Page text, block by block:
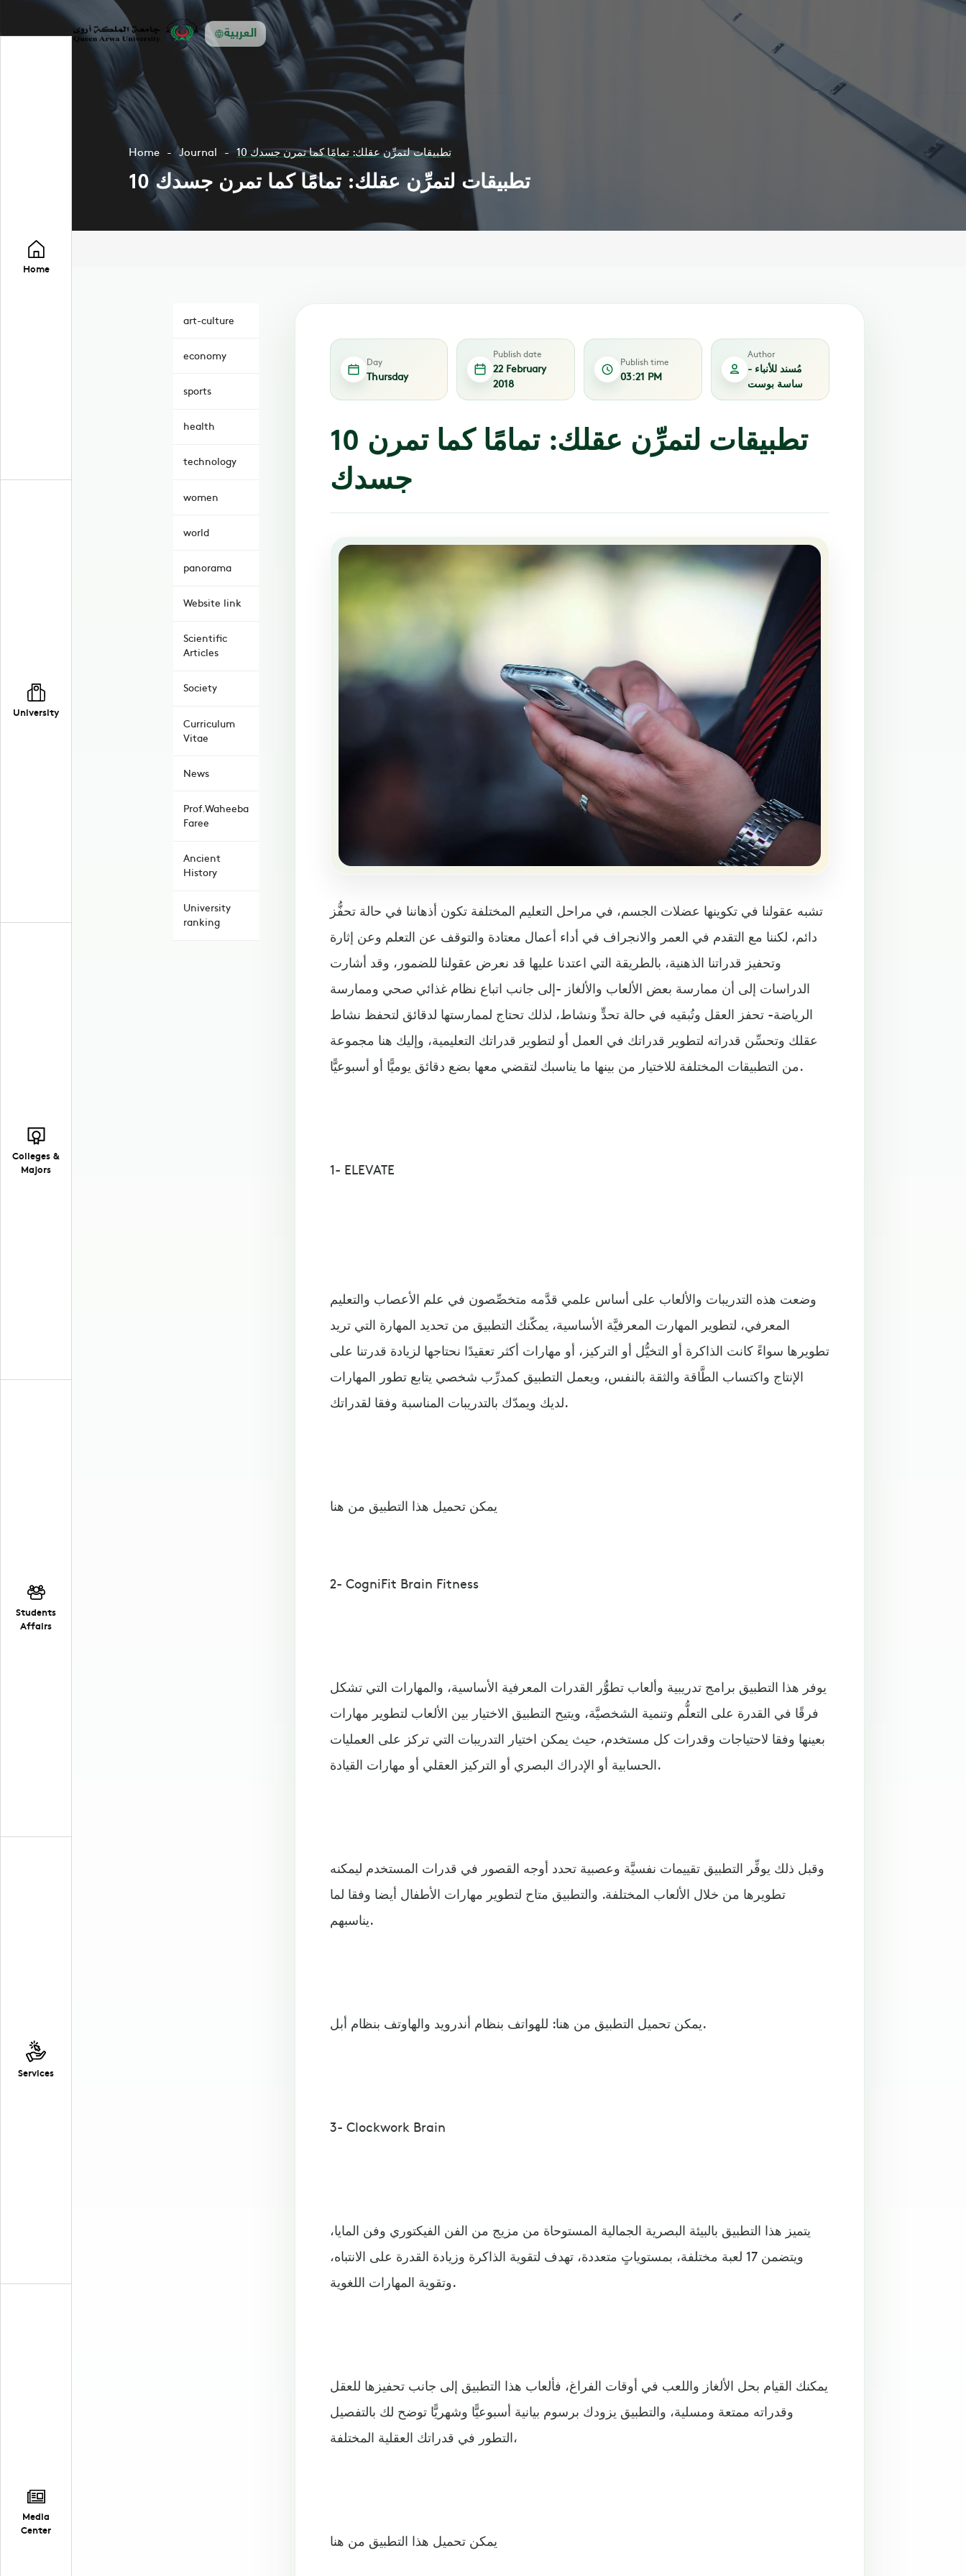
العربية
Home
University
Colleges &
Majors
Students
Affairs
Services
Media
Center
Home Journal 10 تطبيقات لتمرِّن عقلك: تمامًا كما تمرن جسدك
10 تطبيقات لتمرِّن عقلك: تمامًا كما تمرن جسدك
art-culture
economy
sports
health
technology
women
world
panorama
Website link
Scientific
Articles
Society
Curriculum
Vitae
News
Prof.Waheeba
Faree
Ancient
History
University
ranking
Day
Thursday
Publish date
22 February
2018
Publish time
03:21 PM
Author
مُسند للأنباء -
ساسة بوست
10 تطبيقات لتمرِّن عقلك: تمامًا كما تمرن
جسدك
تشبه عقولنا في تكوينها عضلات الجسم، في مراحل التعليم المختلفة تكون أذهاننا في حالة تحفُّز
دائم، لكننا مع التقدم في العمر والانجراف في أداء أعمال معتادة والتوقف عن التعلم وعن إثارة
وتحفيز قدراتنا الذهنية، بالطريقة التي اعتدنا عليها قد نعرض عقولنا للضمور، وقد أشارت
الدراسات إلى أن ممارسة بعض الألعاب والألغاز -إلى جانب اتباع نظام غذائي صحي وممارسة
الرياضة- تحفز العقل وتُبقيه في حالة تحدٍّ ونشاط، لذلك تحتاج لممارستها لدقائق لتحفظ نشاط
عقلك وتحسِّن قدراته لتطوير قدراتك في العمل أو لتطوير قدراتك التعليمية، وإليك هنا مجموعة
من التطبيقات المختلفة للاختيار من بينها ما يناسبك لتقضي معها بضع دقائق يوميًّا أو أسبوعيًّا.
1- ELEVATE
وضعت هذه التدريبات والألعاب على أساس علمي قدَّمه متخصِّصون في علم الأعصاب والتعليم
المعرفي، لتطوير المهارت المعرفيَّة الأساسية، يمكّنك التطبيق من تحديد المهارة التي تريد
تطويرها سواءً كانت الذاكرة أو التخيُّل أو التركيز، أو مهارات أكثر تعقيدًا نحتاجها لزيادة قدرتنا على
الإنتاج واكتساب الطَّاقة والثقة بالنفس، ويعمل التطبيق كمدرِّب شخصي يتابع تطور المهارات
لديك ويمدّك بالتدريبات المناسبة وفقا لقدراتك.
يمكن تحميل هذا التطبيق من هنا
2- CogniFit Brain Fitness
يوفر هذا التطبيق برامج تدريبية وألعاب تطوُّر القدرات المعرفية الأساسية، والمهارات التي تشكل
فرقًا في القدرة على التعلُّم وتنمية الشخصيَّة، ويتيح التطبيق الاختيار بين الألعاب لتطوير مهارات
بعينها وفقا لاحتياجات وقدرات كل مستخدم، حيث يمكن اختيار التدريبات التي تركز على العمليات
الحسابية أو الإدراك البصري أو التركيز العقلي أو مهارات القيادة.
وقبل ذلك يوفِّر التطبيق تقييمات نفسيَّة وعصبية تحدد أوجه القصور في قدرات المستخدم ليمكنه
تطويرها من خلال الألعاب المختلفة. والتطبيق متاح لتطوير مهارات الأطفال أيضا وفقا لما
يناسبهم.
يمكن تحميل التطبيق من هنا: للهواتف بنظام أندرويد والهاوتف بنظام أبل.
3- Clockwork Brain
يتميز هذا التطبيق بالبيئة البصرية الجمالية المستوحاة من مزيج من الفن الفيكتوري وفن المايا،
ويتضمن 17 لعبة مختلفة، بمستوياتٍ متعددة، تهدف لتقوية الذاكرة وزيادة القدرة على الانتباه،
وتقوية المهارات اللغوية.
يمكنك القيام بحل الألغاز واللعب في أوقات الفراغ، فألعاب هذا التطبيق إلى جانب تحفيزها للعقل
وقدراته ممتعة ومسلية، والتطبيق يزودك برسوم بيانية أسبوعيًّا وشهريًّا توضح لك بالتفصيل
التطور في قدراتك العقلية المختلفة،
يمكن تحميل هذا التطبيق من هنا